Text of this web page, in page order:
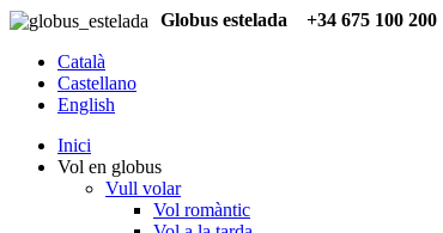
Globus estelada +34 675 100 200
Català
Castellano
English
Inici
Vol en globus
Vull volar
Vol romàntic